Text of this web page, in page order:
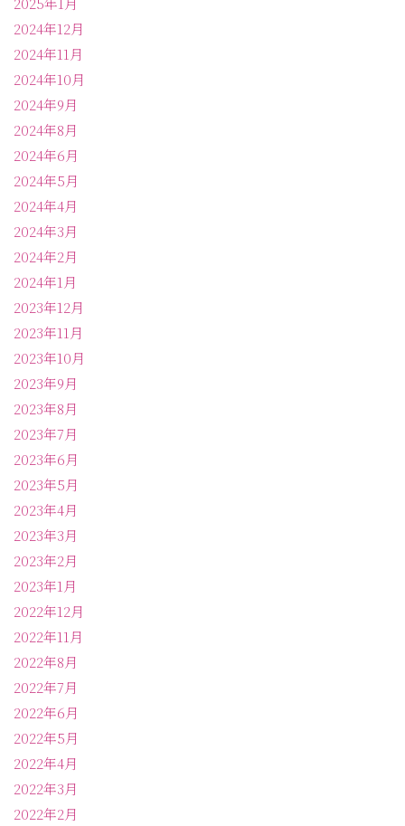
2024年12月
2024年11月
2024年10月
2024年9月
2024年8月
2024年6月
2024年5月
2024年4月
2024年3月
2024年2月
2024年1月
2023年12月
2023年11月
2023年10月
2023年9月
2023年8月
2023年7月
2023年6月
2023年5月
2023年4月
2023年3月
2023年2月
2023年1月
2022年12月
2022年11月
2022年8月
2022年7月
2022年6月
2022年5月
2022年4月
2022年3月
2022年2月